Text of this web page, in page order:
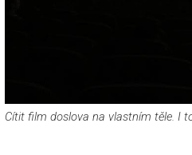
Cítit film doslova na vlastním těle. I